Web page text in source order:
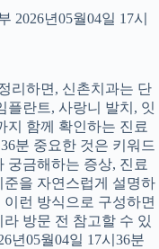
2026년05월04일 17시
리하면, 신촌치과는 단
플란트, 사랑니 발치, 잇
지 함께 확인하는 진료
분 중요한 것은 키워드
궁금해하는 증상, 진료
을 자연스럽게 설명하
이런 방식으로 구성하면
방문 전 참고할 수 있
년05월04일 17시36분